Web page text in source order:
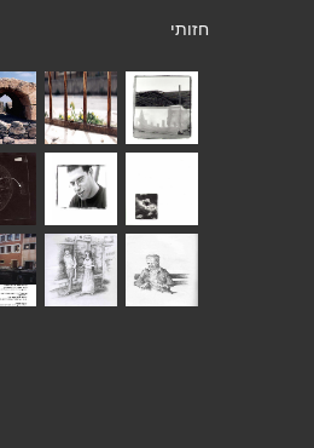
חזותי